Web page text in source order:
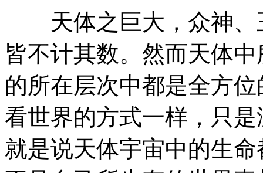
天体之巨大，众神、
皆不计其数。然而天体
的所在层次中都是全方
看世界的方式一样，只
就是说天体宇宙中的生